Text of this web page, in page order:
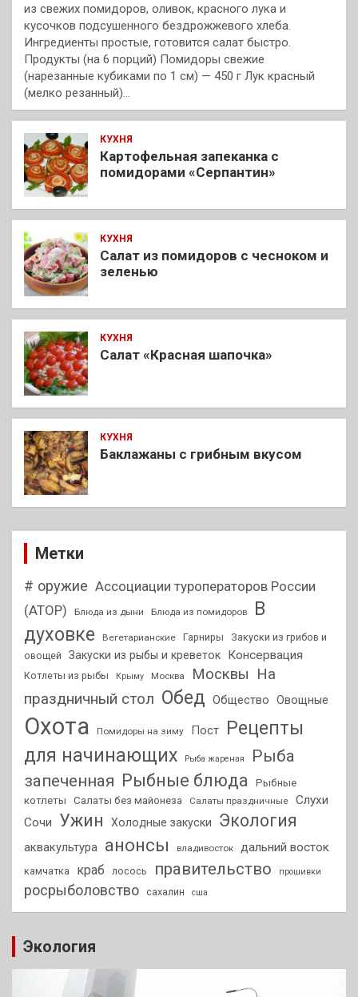
из свежих помидоров, оливок, красного лука и
кусочков подсушенного бездрожжевого хлеба.
Ингредиенты простые, готовится салат быстро.
Продукты (на 6 порций) Помидоры свежие
(нарезанные кубиками по 1 см) — 450 г Лук красный
(мелко резанный)…
КУХНЯ
Картофельная запеканка с
помидорами «Серпантин»
КУХНЯ
Салат из помидоров с чесноком и
зеленью
КУХНЯ
Салат «Красная шапочка»
КУХНЯ
Баклажаны с грибным вкусом
Метки
# оружие Ассоциации туроператоров России
(АТОР)
Блюда из дыни Блюда из помидоров
В
духовке
Вегетарианские Гарниры
Закуски из грибов и
овощей
Закуски из рыбы и креветок Консервация
Котлеты из рыбы Крыму Москва Москвы На
праздничный стол Обед Общество Овощные
Охота Помидоры на зиму Пост
Рецепты
для начинающих
Рыба жареная
Рыба
запеченная Рыбные блюда
Рыбные
котлеты
Салаты без майонеза Салаты праздничные
Слухи
Сочи
Ужин Холодные закуски Экология
аквакультура анонсы владивосток дальний восток
камчатка краб лосось правительство прошивки
росрыболовство сахалин сша
Экология